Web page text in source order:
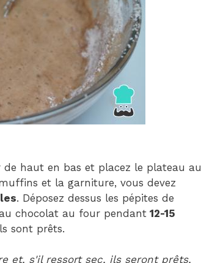
de haut en bas et placez le plateau au
et la garniture, vous devez
. Déposez dessus les pépites de
chocolat au four pendant 12-15
sont prêts.
et, s'il ressort sec, ils seront prêts,